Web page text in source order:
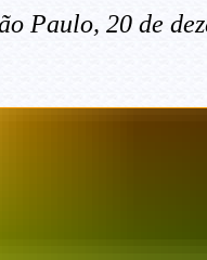
Paulo, 20 de